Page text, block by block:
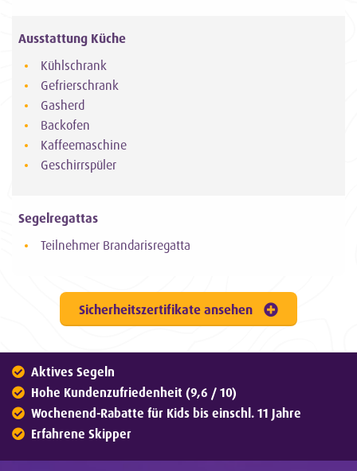
Ausstattung Küche
Kühlschrank
Gefrierschrank
Gasherd
Backofen
Kaffeemaschine
Geschirrspüler
Segelregattas
Teilnehmer Brandarisregatta
Sicherheitszertifikate ansehen
Aktives Segeln
Hohe Kundenzufriedenheit (9,6 / 10)
Wochenend-Rabatte für Kids bis einschl. 11 Jahre
Erfahrene Skipper